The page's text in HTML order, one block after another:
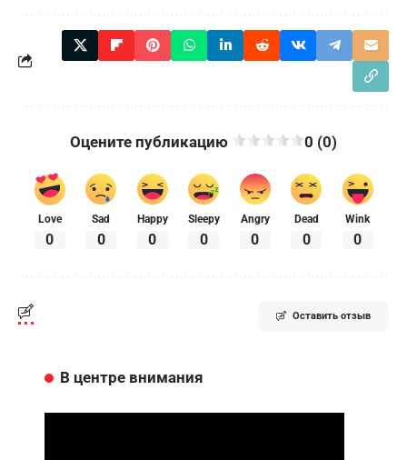
Оцените публикацию 0 (0)
Love
0
Sad
0
Happy
0
Sleepy
0
Angry
0
Dead
0
Wink
0
Оставить отзыв
В центре внимания